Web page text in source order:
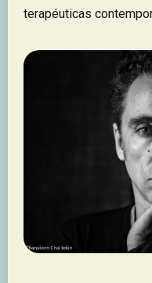
terapéuticas